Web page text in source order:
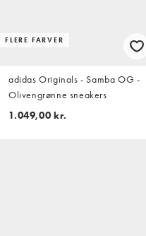
FLERE FARVER
adidas Originals - Samba OG -
Olivengrønne sneakers
1.049,00 kr.